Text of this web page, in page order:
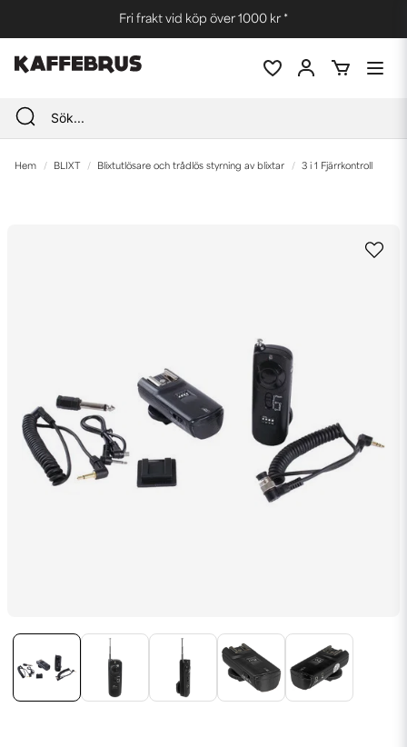
Fri frakt vid köp över 1000 kr *
Hem BLIXT Blixtutlösare och trådlös styrning av blixtar 3 i 1 Fjärrkontroll